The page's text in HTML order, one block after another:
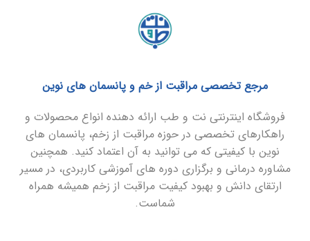
مرجع تخصصی مراقبت از خم و پانسمان های نوین
فروشگاه اینترنتی نت و طب ارائه دهنده انواع محصولات و
راهکارهای تخصصی در حوزه مراقبت از زخم، پانسمان های
نوین با کیفیتی که می توانید به آن اعتماد کنید. همچنین
مشاوره درمانی و برگزاری دوره های آموزشی کاربردی، در مسیر
ارتقای دانش و بهبود کیفیت مراقبت از زخم همیشه همراه
شماست.